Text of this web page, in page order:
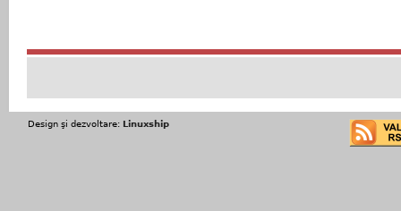
Design şi dezvoltare: Linuxship